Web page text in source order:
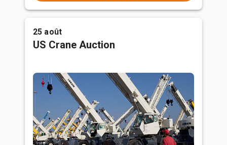
25 août
US Crane Auction